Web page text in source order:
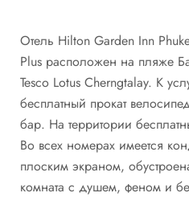
Отель Hilton Garden Inn
Plus расположен на пляже
Tesco Lotus Cherngtalay. К
бесплатный прокат
бар. На территории
Во всех номерах имеется
плоским экраном,
комната с душем, феном и